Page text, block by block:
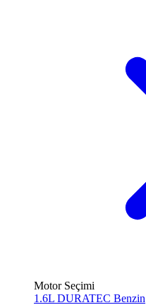
Motor Seçimi
1.6L DURATEC Benzin